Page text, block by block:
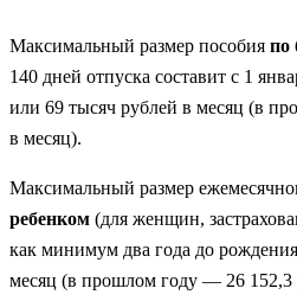
Максимальный размер пособия по
140 дней отпуска составит с 1
или 69 тысяч рублей в месяц (в
в месяц).
Максимальный размер
ребенком (для женщин,
как минимум два года до
месяц (в прошлом году — 26 152,3